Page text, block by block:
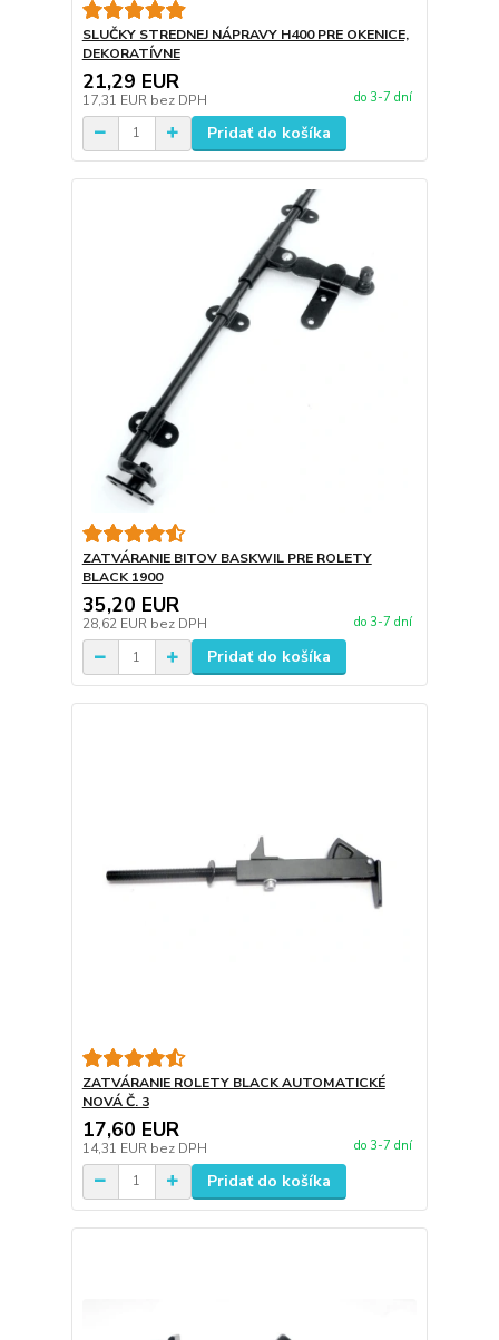
SLUČKY STREDNEJ NÁPRAVY H400 PRE OKENICE,
DEKORATÍVNE
21,29 EUR
17,31 EUR bez DPH do 3-7 dní
Pridať do košíka
ZATVÁRANIE BITOV BASKWIL PRE ROLETY
BLACK 1900
35,20 EUR
28,62 EUR bez DPH do 3-7 dní
Pridať do košíka
ZATVÁRANIE ROLETY BLACK AUTOMATICKÉ
NOVÁ Č. 3
17,60 EUR
14,31 EUR bez DPH do 3-7 dní
Pridať do košíka